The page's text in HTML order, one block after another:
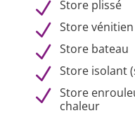
N Store plissé
N Store
N Store bateau
N Store isolant
N Store
chaleur